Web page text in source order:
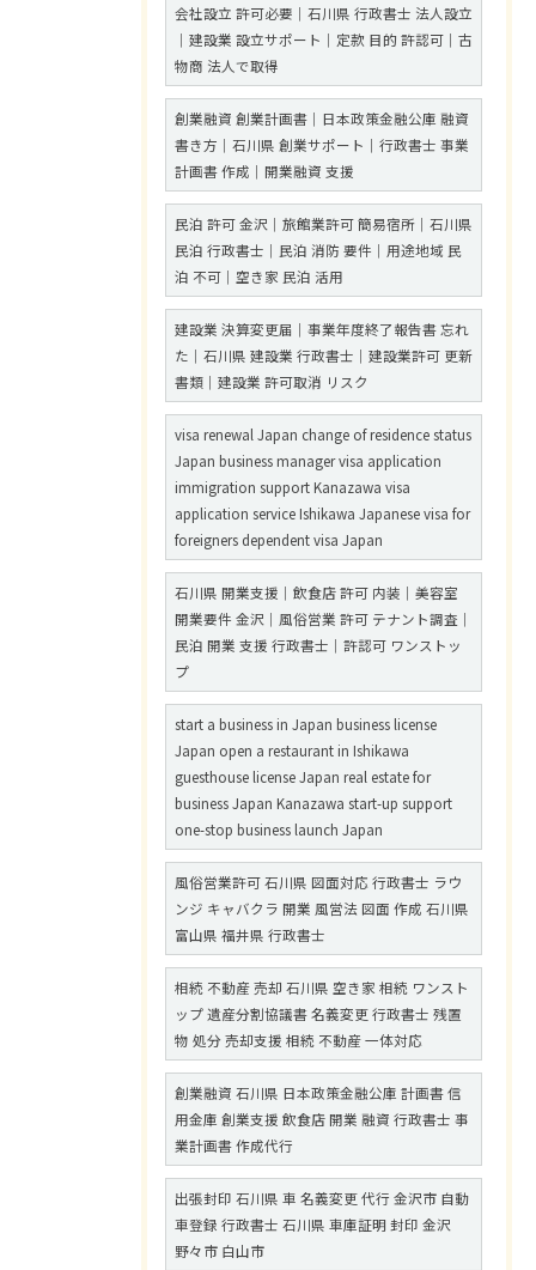
会社設立 許可必要｜石川県 行政書士 法人設立
｜建設業 設立サポート｜定款 目的 許認可｜古
物商 法人で取得
創業融資 創業計画書｜日本政策金融公庫 融資
書き方｜石川県 創業サポート｜行政書士 事業
計画書 作成｜開業融資 支援
民泊 許可 金沢｜旅館業許可 簡易宿所｜石川県
民泊 行政書士｜民泊 消防 要件｜用途地域 民
泊 不可｜空き家 民泊 活用
建設業 決算変更届｜事業年度終了報告書 忘れ
た｜石川県 建設業 行政書士｜建設業許可 更新
書類｜建設業 許可取消 リスク
visa renewal Japan change of residence status
Japan business manager visa application
immigration support Kanazawa visa
application service Ishikawa Japanese visa for
foreigners dependent visa Japan
石川県 開業支援｜飲食店 許可 内装｜美容室
開業要件 金沢｜風俗営業 許可 テナント調査｜
民泊 開業 支援 行政書士｜許認可 ワンストッ
プ
start a business in Japan business license
Japan open a restaurant in Ishikawa
guesthouse license Japan real estate for
business Japan Kanazawa start-up support
one-stop business launch Japan
風俗営業許可 石川県 図面対応 行政書士 ラウ
ンジ キャバクラ 開業 風営法 図面 作成 石川県
富山県 福井県 行政書士
相続 不動産 売却 石川県 空き家 相続 ワンスト
ップ 遺産分割協議書 名義変更 行政書士 残置
物 処分 売却支援 相続 不動産 一体対応
創業融資 石川県 日本政策金融公庫 計画書 信
用金庫 創業支援 飲食店 開業 融資 行政書士 事
業計画書 作成代行
出張封印 石川県 車 名義変更 代行 金沢市 自動
車登録 行政書士 石川県 車庫証明 封印 金沢
野々市 白山市